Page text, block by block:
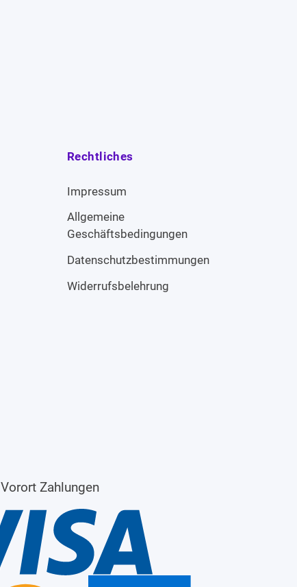
Rechtliches
Impressum
Allgemeine
Geschäftsbedingungen
Datenschutzbestimmungen
Widerrufsbelehrung
Vorort Zahlungen